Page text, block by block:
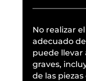
No realizar
adecuado
puede llevar
graves,
de las